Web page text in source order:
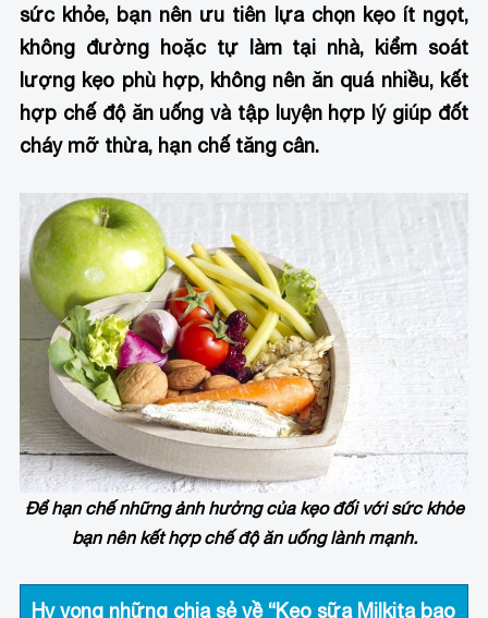
sức khỏe, bạn nên ưu tiên lựa chọn kẹo ít ngọt,
không đường hoặc tự làm tại nhà, kiểm soát
lượng kẹo phù hợp, không nên ăn quá nhiều, kết
hợp chế độ ăn uống và tập luyện hợp lý giúp đốt
cháy mỡ thừa, hạn chế tăng cân.
Để hạn chế những ảnh hưởng của kẹo đối với sức khỏe
bạn nên kết hợp chế độ ăn uống lành mạnh.
Hy vọng những chia sẻ về “Kẹo sữa Milkita bao